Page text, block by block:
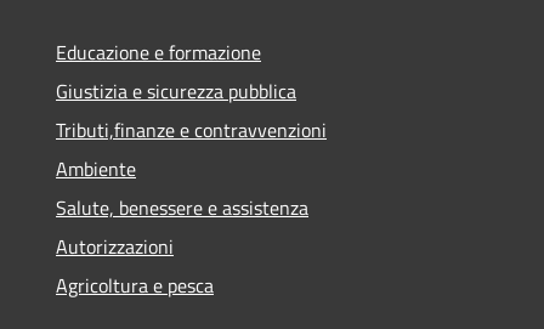
Educazione e formazione
Giustizia e sicurezza pubblica
Tributi,finanze e contravvenzioni
Ambiente
Salute, benessere e assistenza
Autorizzazioni
Agricoltura e pesca